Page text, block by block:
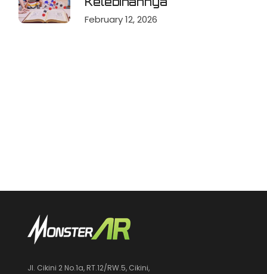
February 12, 2026
Jl. Cikini 2 No.1a, RT.12/RW.5, Cikini,